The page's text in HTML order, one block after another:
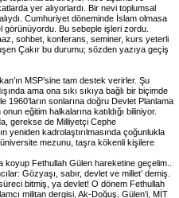
yer alıyorlardı. Bir nevi toplumsal
Cumhuriyet döneminde İslam olmasa
görünüyordu. Bu sebeple işleri zordu.
sohbet, konferans, seminer, kurs yeterli
Çakır bu durumu; sözden yazıya geçiş
MSP’sine tam destek verirler. Şu
ama ona sıkı sıkıya bağlı bir biçimde
sonlarına doğru Devlet Planlama
eğitim halkalarına katıldığı biliniyor.
gerekse de Milliyetçi Cephe
yeniden kadrolaştırılmasında çoğunlukla
mezunu, taşra kökenli kişilere
Fethullah Gülen hareketine geçelim..
Gözyaşı, sabır, devlet ve millet’ demiş.
bitmiş, ya devlet! O dönem Fethullah
militan dergisi, Ak-Doğuş, Gülen’i, MİT